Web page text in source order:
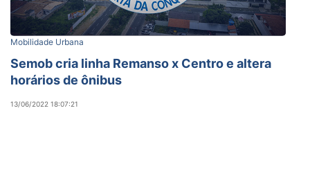
Mobilidade Urbana
Semob cria linha Remanso x Centro e altera
horários de ônibus
13/06/2022 18:07:21